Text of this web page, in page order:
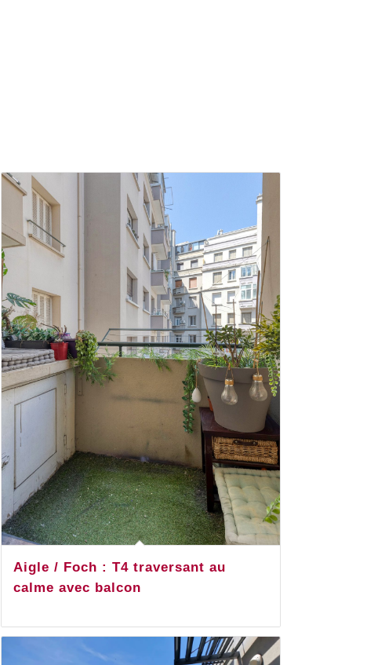
Aigle / Foch : T4 traversant au
calme avec balcon
200,000.00€
Exclusivité – secteur Aigle / Foch, au 4ème